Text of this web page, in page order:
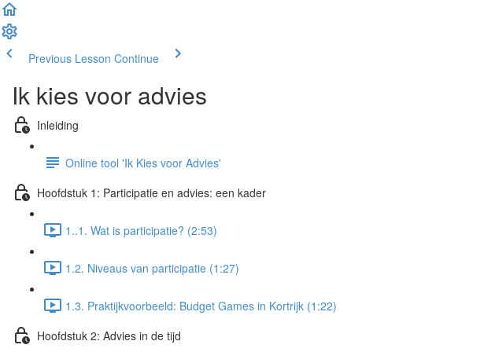
Previous Lesson Continue
Ik kies voor advies
Inleiding
Online tool 'Ik Kies voor Advies'
Hoofdstuk 1: Participatie en advies: een kader
1..1. Wat is participatie? (2:53)
1.2. Niveaus van participatie (1:27)
1.3. Praktijkvoorbeeld: Budget Games in Kortrijk (1:22)
Hoofdstuk 2: Advies in de tijd